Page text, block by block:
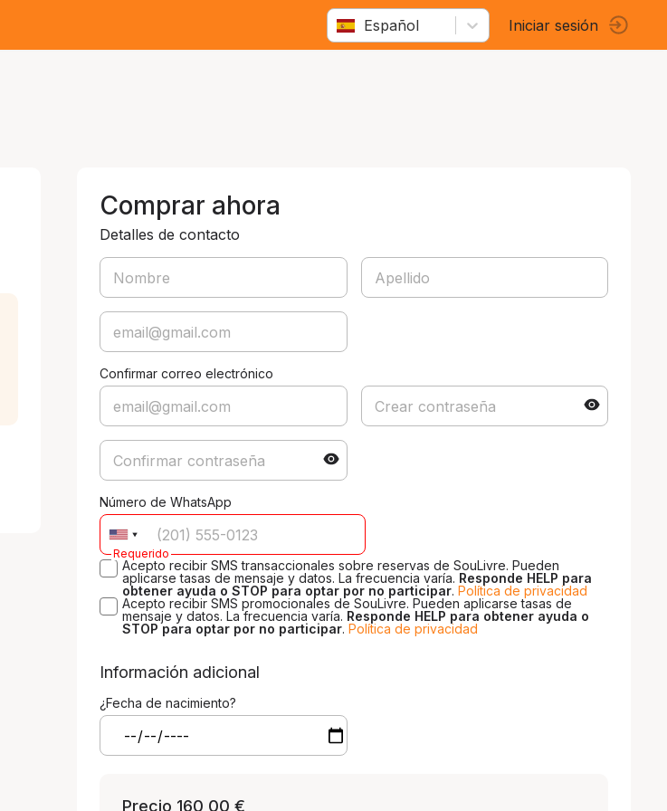
Español Iniciar sesión
Comprar ahora
Detalles de contacto
Confirmar correo electrónico
Número de WhatsApp
Requerido
Acepto recibir SMS transaccionales sobre reservas de SouLivre. Pueden
aplicarse tasas de mensaje y datos. La frecuencia varía. Responde HELP para
obtener ayuda o STOP para optar por no participar. Política de privacidad
Acepto recibir SMS promocionales de SouLivre. Pueden aplicarse tasas de
mensaje y datos. La frecuencia varía. Responde HELP para obtener ayuda o
STOP para optar por no participar. Política de privacidad
Información adicional
¿Fecha de nacimiento?
Precio 160,00 €